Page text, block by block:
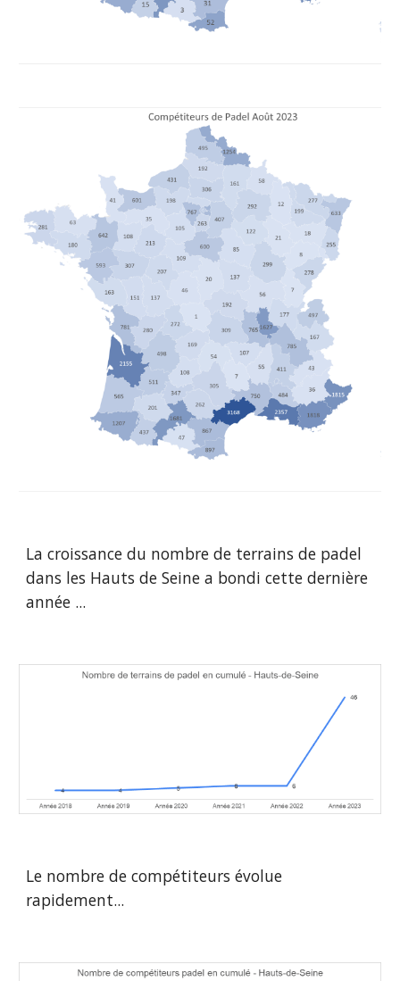
La croissance du nombre de terrains de padel
dans les Hauts de Seine a bondi cette dernière
année ...
Le nombre de compétiteurs évolue
rapidement...